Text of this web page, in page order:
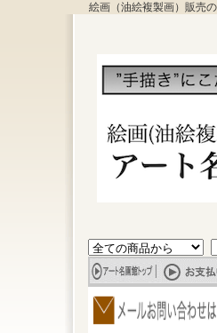
絵画（油絵複製画）販売